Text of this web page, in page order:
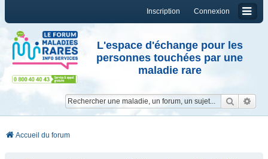
Connexion
Inscription
L'espace d'échange pour les
personnes touchées par une
maladie rare
Accueil du forum